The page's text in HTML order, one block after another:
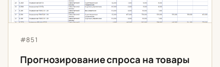
Артикул:
#851
Прогнозирование спроса на товары